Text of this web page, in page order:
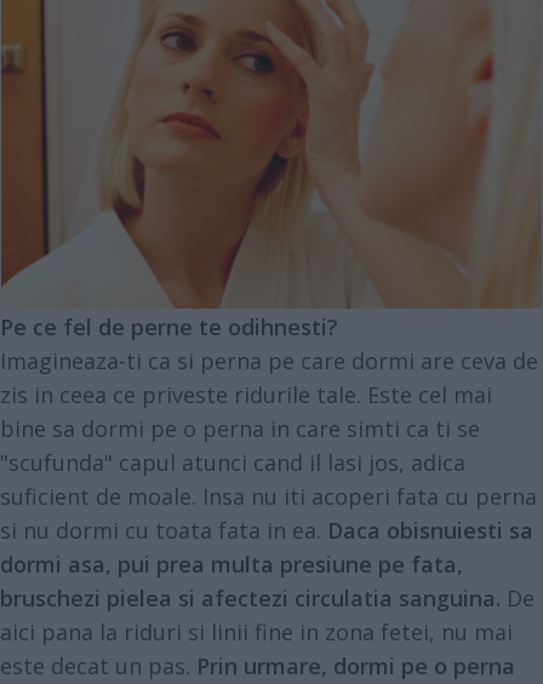
Pe ce fel de perne te odihnesti?
Imagineaza-ti ca si perna pe care dormi are ceva de
zis in ceea ce priveste ridurile tale. Este cel mai
bine sa dormi pe o perna in care simti ca ti se
"scufunda" capul atunci cand il lasi jos, adica
suficient de moale. Insa nu iti acoperi fata cu perna
si nu dormi cu toata fata in ea. Daca obisnuiesti sa
dormi asa, pui prea multa presiune pe fata,
bruschezi pielea si afectezi circulatia sanguina. De
aici pana la riduri si linii fine in zona fetei, nu mai
este decat un pas. Prin urmare, dormi pe o perna